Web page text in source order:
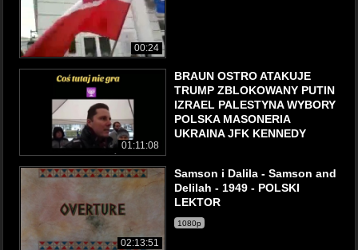
00:24
01:11:08
BRAUN OSTRO ATAKUJE
TRUMP ZBLOKOWANY PUTIN
IZRAEL PALESTYNA WYBORY
POLSKA MASONERIA
UKRAINA JFK KENNEDY
02:13:51
Samson i Dalila - Samson and
Delilah - 1949 - POLSKI
LEKTOR
1080p